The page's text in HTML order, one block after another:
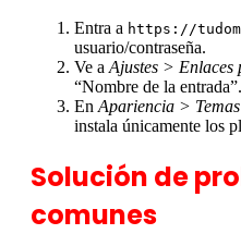
Entra a https://
usuario/contraseña.
Ve a Ajustes > Enlaces
“Nombre de la
En Apariencia > Temas
instala únicamente los
Solución de
comunes